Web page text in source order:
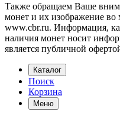
Также обращаем Ваше
монет и их изображение во
www.cbr.ru. Информация,
наличия монет носит
является публичной
Каталог
Поиск
Корзина
Меню